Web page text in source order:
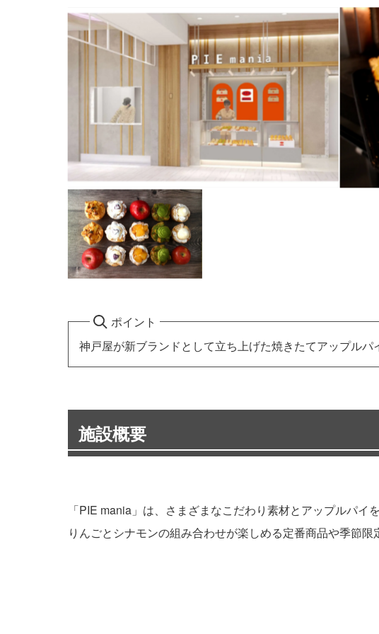
ポイント
神戸屋が新ブランドとして立ち上げた焼きたてアップルパ
施設概要
「PIE mania」は、さまざまなこだわり素材とアップルパ
りんごとシナモンの組み合わせが楽しめる定番商品や季節限